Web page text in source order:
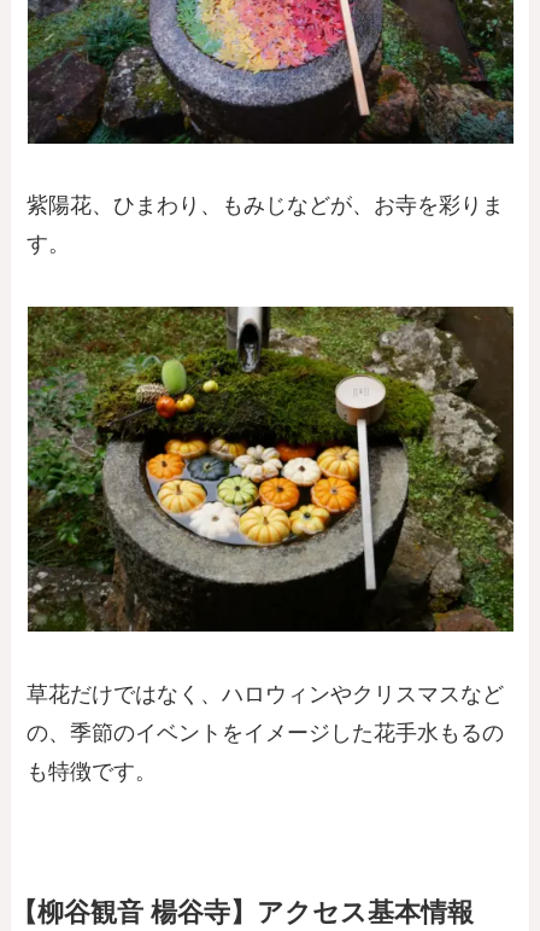
紫陽花、ひまわり、もみじなどが、お寺を彩りま
す。
草花だけではなく、ハロウィンやクリスマスなど
の、季節のイベントをイメージした花手水もるの
も特徴です。
【柳谷観音 楊谷寺】アクセス基本情報